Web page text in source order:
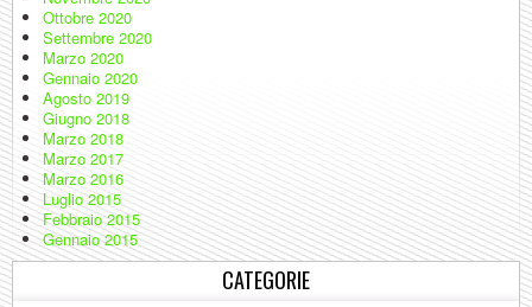
Ottobre 2020
Settembre 2020
Marzo 2020
Gennaio 2020
Agosto 2019
Giugno 2018
Marzo 2018
Marzo 2017
Marzo 2016
Luglio 2015
Febbraio 2015
Gennaio 2015
CATEGORIE